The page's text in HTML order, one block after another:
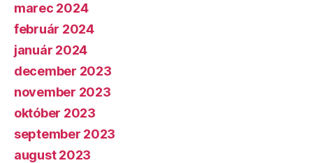
marec 2024
február 2024
január 2024
december 2023
november 2023
október 2023
september 2023
august 2023